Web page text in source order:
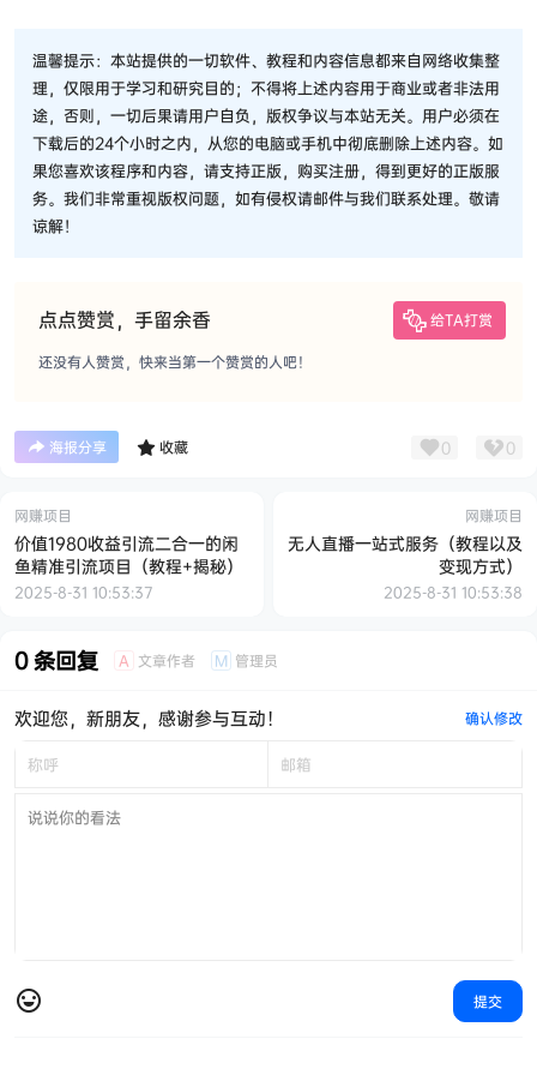
温馨提示：本站提供的一切软件、教程和内容信息都来自网络收集整
理，仅限用于学习和研究目的；不得将上述内容用于商业或者非法用
途，否则，一切后果请用户自负，版权争议与本站无关。用户必须在
下载后的24个小时之内，从您的电脑或手机中彻底删除上述内容。如
果您喜欢该程序和内容，请支持正版，购买注册，得到更好的正版服
务。我们非常重视版权问题，如有侵权请邮件与我们联系处理。敬请
谅解！
点点赞赏，手留余香 给TA打赏
还没有人赞赏，快来当第一个赞赏的人吧！
海报分享 收藏 0 0
网赚项目
价值1980收益引流二合一的闲
鱼精准引流项目（教程+揭秘）
2025-8-31 10:53:37
网赚项目
无人直播一站式服务（教程以及
变现方式）
2025-8-31 10:53:38
0 条回复 A 文章作者 M 管理员
欢迎您，新朋友，感谢参与互动！ 确认修改
提交